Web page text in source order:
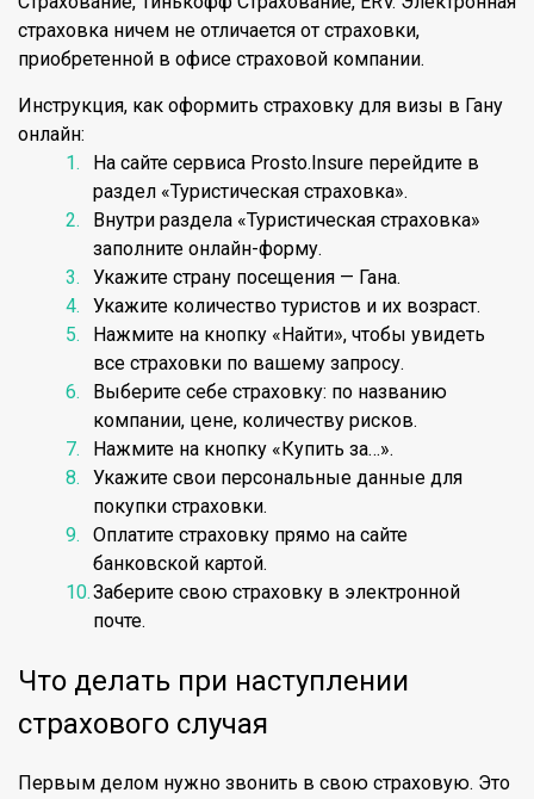
страховка ничем не отличается от страховки,
приобретенной в офисе страховой компании.
Инструкция, как оформить страховку для визы в Гану
онлайн:
На сайте сервиса Prosto.Insure перейдите в
раздел «Туристическая страховка».
Внутри раздела «Туристическая страховка»
заполните онлайн-форму.
Укажите страну посещения — Гана.
Укажите количество туристов и их возраст.
Нажмите на кнопку «Найти», чтобы увидеть
все страховки по вашему запросу.
Выберите себе страховку: по названию
компании, цене, количеству рисков.
Нажмите на кнопку «Купить за…».
Укажите свои персональные данные для
покупки страховки.
Оплатите страховку прямо на сайте
банковской картой.
Заберите свою страховку в электронной
почте.
Что делать при наступлении
страхового случая
Первым делом нужно звонить в свою страховую. Это